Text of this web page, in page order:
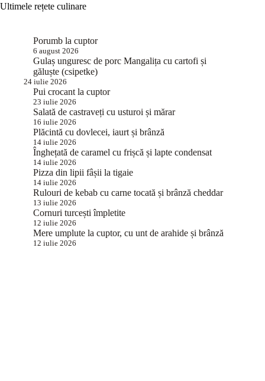
Ultimele rețete culinare
Porumb la cuptor
6 august 2026
Gulaș unguresc de porc Mangalița cu cartofi și
găluște (csipetke)
24 iulie 2026
Pui crocant la cuptor
23 iulie 2026
Salată de castraveți cu usturoi și mărar
16 iulie 2026
Plăcintă cu dovlecei, iaurt și brânză
14 iulie 2026
Înghețată de caramel cu frișcă și lapte condensat
14 iulie 2026
Pizza din lipii fâșii la tigaie
14 iulie 2026
Rulouri de kebab cu carne tocată și brânză cheddar
13 iulie 2026
Cornuri turcești împletite
12 iulie 2026
Mere umplute la cuptor, cu unt de arahide și brânză
12 iulie 2026